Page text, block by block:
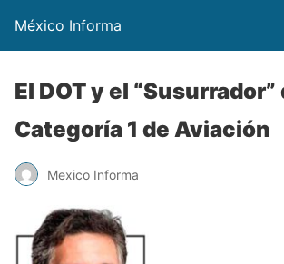
México Informa
El DOT y el “Susurrador”
Categoría 1 de Aviación
Mexico Informa